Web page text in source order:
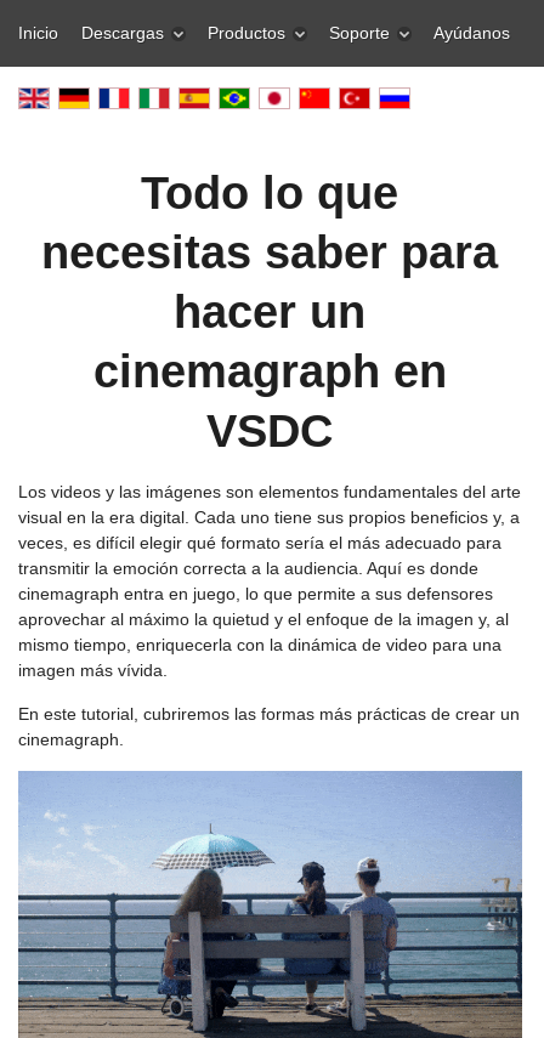
Inicio Descargas Productos Soporte Ayúdanos
Todo lo que
necesitas saber para
hacer un
cinemagraph en
VSDC
Los videos y las imágenes son elementos fundamentales del arte
visual en la era digital. Cada uno tiene sus propios beneficios y, a
veces, es difícil elegir qué formato sería el más adecuado para
transmitir la emoción correcta a la audiencia. Aquí es donde
cinemagraph entra en juego, lo que permite a sus defensores
aprovechar al máximo la quietud y el enfoque de la imagen y, al
mismo tiempo, enriquecerla con la dinámica de video para una
imagen más vívida.
En este tutorial, cubriremos las formas más prácticas de crear un
cinemagraph.